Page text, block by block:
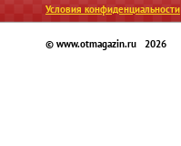
Условия конфиденциальности
© www.otmagazin.ru 2026